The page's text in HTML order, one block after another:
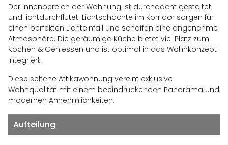
Der Innenbereich der Wohnung ist durchdacht gestaltet
und lichtdurchflutet. Lichtschächte im Korridor sorgen für
einen perfekten Lichteinfall und schaffen eine angenehme
Atmosphäre. Die geräumige Küche bietet viel Platz zum
Kochen & Geniessen und ist optimal in das Wohnkonzept
integriert.
Diese seltene Attikawohnung vereint exklusive
Wohnqualität mit einem beeindruckenden Panorama und
modernen Annehmlichkeiten.
Aufteilung